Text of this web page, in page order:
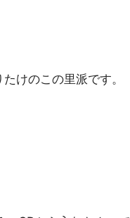
けのこの里派です。